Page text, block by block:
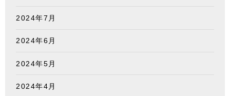
2024年7月
2024年6月
2024年5月
2024年4月